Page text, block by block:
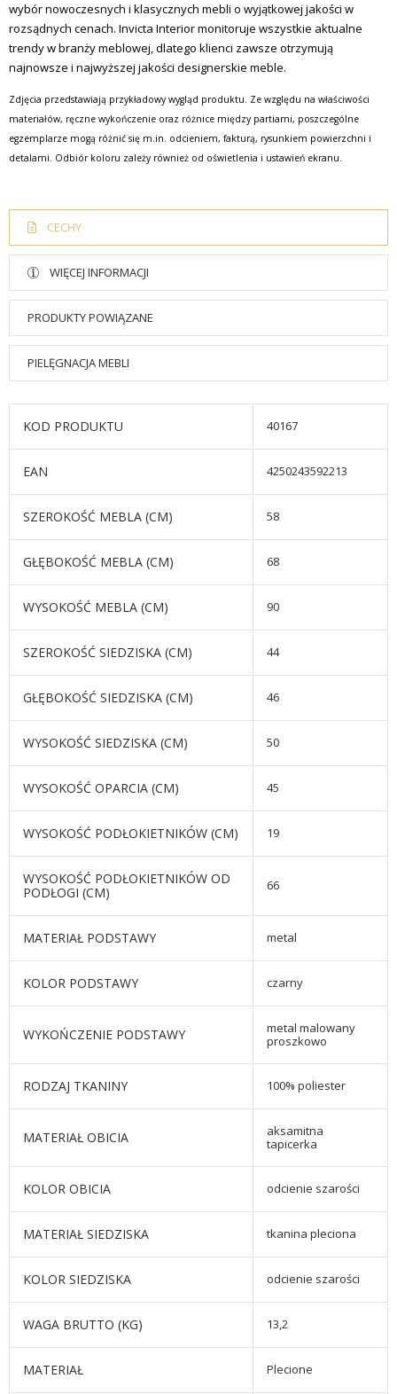
wybór nowoczesnych i klasycznych mebli o wyjątkowej jakości w
rozsądnych cenach. Invicta Interior monitoruje wszystkie aktualne
trendy w branży meblowej, dlatego klienci zawsze otrzymują
najnowsze i najwyższej jakości designerskie meble.
Zdjęcia przedstawiają przykładowy wygląd produktu. Ze względu na właściwości
materiałów, ręczne wykończenie oraz różnice między partiami, poszczególne
egzemplarze mogą różnić się m.in. odcieniem, fakturą, rysunkiem powierzchni i
detalami. Odbiór koloru zależy również od oświetlenia i ustawień ekranu.
CECHY
WIĘCEJ INFORMACJI
PRODUKTY POWIĄZANE
PIELĘGNACJA MEBLI
KOD PRODUKTU 40167
EAN 4250243592213
SZEROKOŚĆ MEBLA (CM) 58
GŁĘBOKOŚĆ MEBLA (CM) 68
WYSOKOŚĆ MEBLA (CM) 90
SZEROKOŚĆ SIEDZISKA (CM) 44
GŁĘBOKOŚĆ SIEDZISKA (CM) 46
WYSOKOŚĆ SIEDZISKA (CM) 50
WYSOKOŚĆ OPARCIA (CM) 45
WYSOKOŚĆ PODŁOKIETNIKÓW (CM) 19
WYSOKOŚĆ PODŁOKIETNIKÓW OD
PODŁOGI (CM)
66
MATERIAŁ PODSTAWY metal
KOLOR PODSTAWY czarny
WYKOŃCZENIE PODSTAWY
metal malowany
proszkowo
RODZAJ TKANINY 100% poliester
MATERIAŁ OBICIA
aksamitna
tapicerka
KOLOR OBICIA odcienie szarości
MATERIAŁ SIEDZISKA tkanina pleciona
KOLOR SIEDZISKA odcienie szarości
WAGA BRUTTO (KG) 13,2
MATERIAŁ Plecione